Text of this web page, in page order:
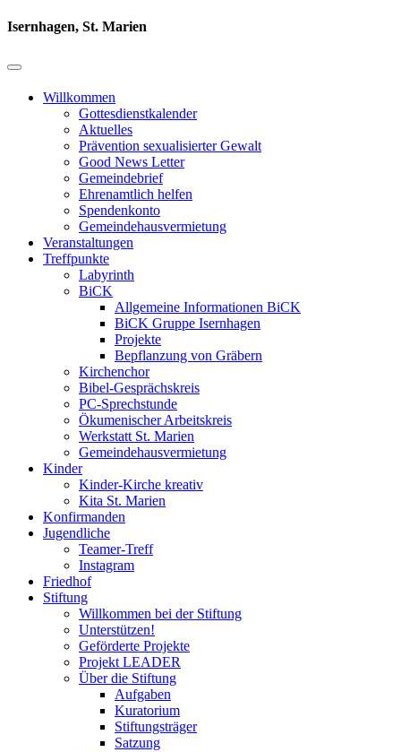
Isernhagen, St. Marien
Willkommen
Gottesdienstkalender
Aktuelles
Prävention sexualisierter Gewalt
Good News Letter
Gemeindebrief
Ehrenamtlich helfen
Spendenkonto
Gemeindehausvermietung
Veranstaltungen
Treffpunkte
Labyrinth
BiCK
Allgemeine Informationen BiCK
BiCK Gruppe Isernhagen
Projekte
Bepflanzung von Gräbern
Kirchenchor
Bibel-Gesprächskreis
PC-Sprechstunde
Ökumenischer Arbeitskreis
Werkstatt St. Marien
Gemeindehausvermietung
Kinder
Kinder-Kirche kreativ
Kita St. Marien
Konfirmanden
Jugendliche
Teamer-Treff
Instagram
Friedhof
Stiftung
Willkommen bei der Stiftung
Unterstützen!
Geförderte Projekte
Projekt LEADER
Über die Stiftung
Aufgaben
Kuratorium
Stiftungsträger
Satzung